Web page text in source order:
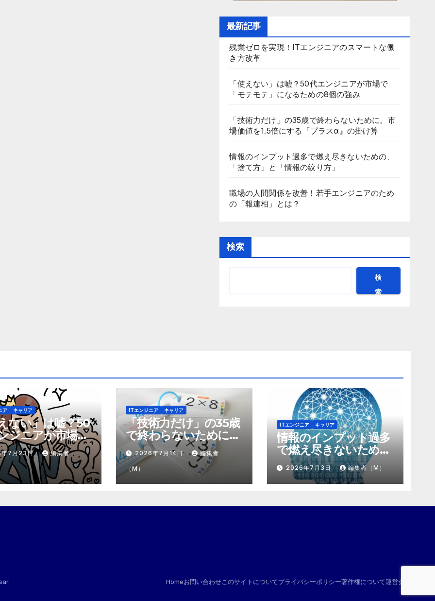
最新記事
残業ゼロを実現！ITエンジニアのスマートな働
き方改革
「使えない」は嘘？50代エンジニアが市場で
「モテモテ」になるための8個の強み
「技術力だけ」の35歳で終わらないために。市
場価値を1.5倍にする『プラスα』の掛け算
情報のインプット過多で燃え尽きないための、
「捨て方」と「情報の絞り方」
職場の人間関係を改善！若手エンジニアのため
の「報連相」とは？
検索
検
索
ア キャリア
ない」は嘘？50
ジニアが市場で
モテ」になるた
個の強み
7月23日 編集者
ITエンジニア キャリア
「技術力だけ」の35歳
で終わらないために。
市場価値を1.5倍にする
『プラスα』の掛け算
2026年7月14日 編集者
（M）
ITエンジニア キャリア
情報のインプット過多
で燃え尽きないため
の、「捨て方」と「情
報の絞り方」
2026年7月3日 編集者（M）
. Homeお問い合わせこのサイトについてプライバシーポリシー著作権について運営会社